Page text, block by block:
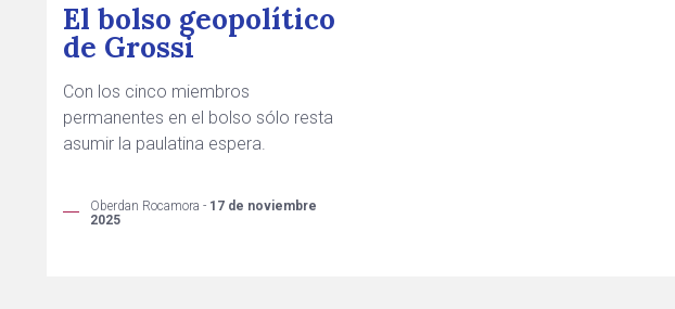
El bolso geopolítico
de Grossi
Con los cinco miembros
permanentes en el bolso sólo resta
asumir la paulatina espera.
Oberdan Rocamora - 17 de noviembre
2025